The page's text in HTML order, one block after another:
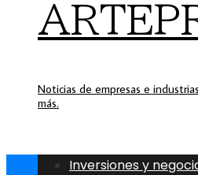
Noticias de empresas e
más.
Inversiones y